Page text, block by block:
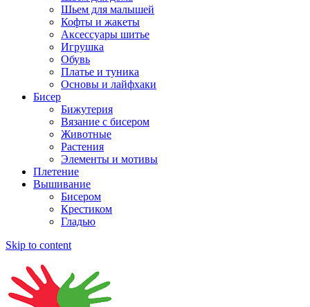
Шьем для малышей
Кофты и жакеты
Аксессуары шитье
Игрушка
Обувь
Платье и туника
Основы и лайфхаки
Бисер
Бижутерия
Вязание с бисером
Животные
Растения
Элементы и мотивы
Плетение
Вышивание
Бисером
Крестиком
Гладью
Skip to content